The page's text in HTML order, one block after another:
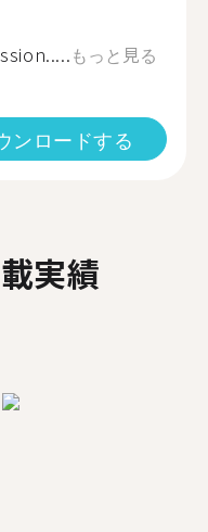
もっと見る
ンロードする
実績